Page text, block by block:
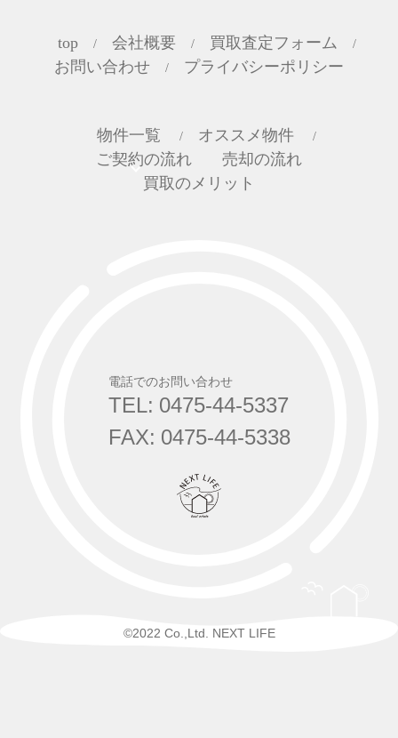
top / 会社概要 / 買取査定フォーム /
お問い合わせ / プライバシーポリシー
物件一覧 / オススメ物件 /
ご契約の流れ
売却の流れ
買取のメリット
電話でのお問い合わせ
TEL: 0475-44-5337
FAX: 0475-44-5338
©2022 Co.,Ltd. NEXT LIFE